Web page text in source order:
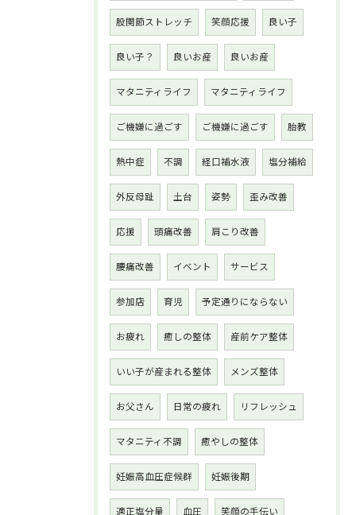
股関節ストレッチ 笑顔応援 良い子
良い子？ 良いお産 良いお産
マタニティライフ マタニティライフ
ご機嫌に過ごす ご機嫌に過ごす 胎教
熱中症 不調 経口補水液 塩分補給
外反母趾 土台 姿勢 歪み改善
応援 頭痛改善 肩こり改善
腰痛改善 イベント サービス
参加店 育児 予定通りにならない
お疲れ 癒しの整体 産前ケア整体
いい子が産まれる整体 メンズ整体
お父さん 日常の疲れ リフレッシュ
マタニティ不調 癒やしの整体
妊娠高血圧症候群 妊娠後期
適正塩分量 血圧 笑顔の手伝い